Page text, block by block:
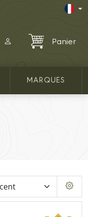
Panier
MARQUES